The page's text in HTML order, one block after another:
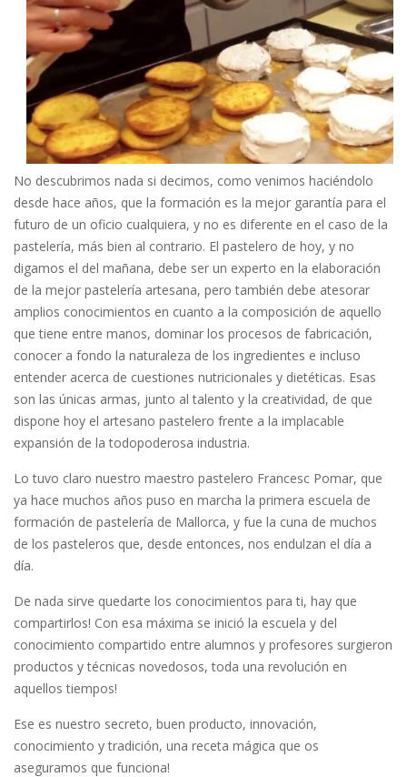
No descubrimos nada si decimos, como venimos haciéndolo
desde hace años, que la formación es la mejor garantía para el
futuro de un oficio cualquiera, y no es diferente en el caso de la
pastelería, más bien al contrario. El pastelero de hoy, y no
digamos el del mañana, debe ser un experto en la elaboración
de la mejor pastelería artesana, pero también debe atesorar
amplios conocimientos en cuanto a la composición de aquello
que tiene entre manos, dominar los procesos de fabricación,
conocer a fondo la naturaleza de los ingredientes e incluso
entender acerca de cuestiones nutricionales y dietéticas. Esas
son las únicas armas, junto al talento y la creatividad, de que
dispone hoy el artesano pastelero frente a la implacable
expansión de la todopoderosa industria.
Lo tuvo claro nuestro maestro pastelero Francesc Pomar, que
ya hace muchos años puso en marcha la primera escuela de
formación de pastelería de Mallorca, y fue la cuna de muchos
de los pasteleros que, desde entonces, nos endulzan el día a
día.
De nada sirve quedarte los conocimientos para ti, hay que
compartirlos! Con esa máxima se inició la escuela y del
conocimiento compartido entre alumnos y profesores surgieron
productos y técnicas novedosos, toda una revolución en
aquellos tiempos!
Ese es nuestro secreto, buen producto, innovación,
conocimiento y tradición, una receta mágica que os
aseguramos que funciona!